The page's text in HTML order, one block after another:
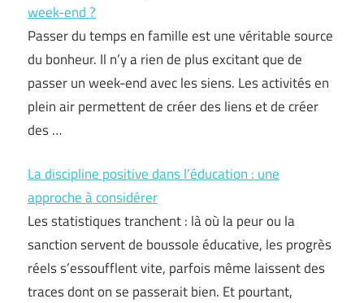
week-end ?
Passer du temps en famille est une véritable source
du bonheur. Il n’y a rien de plus excitant que de
passer un week-end avec les siens. Les activités en
plein air permettent de créer des liens et de créer
des …
La discipline positive dans l’éducation : une
approche à considérer
Les statistiques tranchent : là où la peur ou la
sanction servent de boussole éducative, les progrès
réels s’essoufflent vite, parfois même laissent des
traces dont on se passerait bien. Et pourtant,